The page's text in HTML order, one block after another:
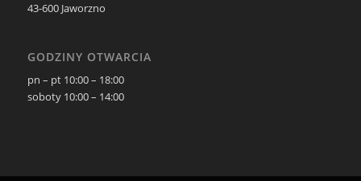
43-600 Jaworzno
GODZINY OTWARCIA
pn – pt 10:00 – 18:00
soboty 10:00 – 14:00